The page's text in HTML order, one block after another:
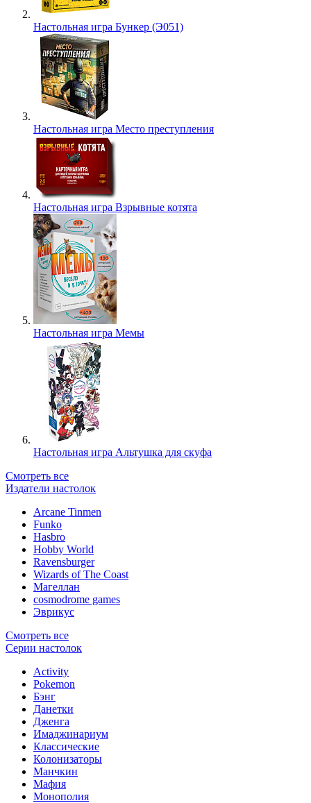
Настольная игра Бункер (Э051)
Настольная игра Место преступления
Настольная игра Взрывные котята
Настольная игра Мемы
Настольная игра Альтушка для скуфа
Смотреть все
Издатели настолок
Arcane Tinmen
Funko
Hasbro
Hobby World
Ravensburger
Wizards of The Coast
Магеллан
сosmodrome games
Эврикус
Смотреть все
Серии настолок
Activity
Pokemon
Бэнг
Данетки
Дженга
Имаджинариум
Классические
Колонизаторы
Манчкин
Мафия
Монополия